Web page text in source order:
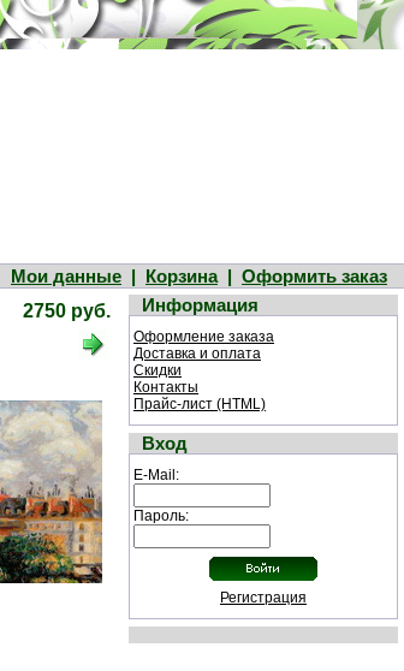
Мои данные | Корзина| Оформить заказ
2750 руб. Информация
Оформление заказа
Доставка и оплата
Скидки
Контакты
Прайс-лист (HTML)
Вход
E-Mail:
Пароль:
Регистрация